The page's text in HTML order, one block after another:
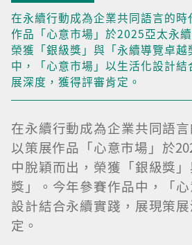
在永續行動成為企業共同語言的
作品「心意市場」於2025亞太永
榮獲「銀級獎」與「永續導覽卓
中，「心意市場」以生活化設計
展深度，獲得評審肯定。
在永續行動成為企業共同語
以策展作品「心意市場」於
中脫穎而出，榮獲「銀級獎
獎」。今年參賽作品中，「
設計結合永續實踐，展現策
定。